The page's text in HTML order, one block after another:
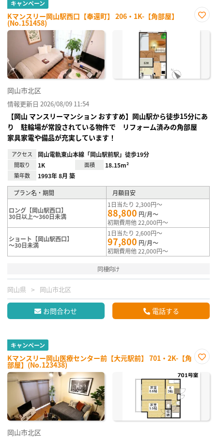
キャンペーン
Kマンスリー岡山駅西口【奉還町】 206・1K-【角部屋】
(No.151458)
に入
岡山市北区
情報更新日 2026/08/09 11:54
【岡山 マンスリーマンション おすすめ】岡山駅から徒歩15分にあ
り 駐輪場が常設されている物件で リフォーム済みの角部屋
家具家電や備品が充実しています！
アクセス 岡山電軌東山本線「岡山駅前駅」徒歩19分
間取り 1K 面積 18.15m²
築年数 1993年 8月 築
プラン名・期間 月額目安
ロング【岡山駅西口】
30日以上～360日未満
1日当たり 2,300円～
88,800 円/月～
初期費用他 22,000円～
ショート【岡山駅西口】
～30日未満
1日当たり 2,600円～
97,800 円/月～
初期費用他 22,000円～
同棲向け
岡山県 岡山市北区
お問合わせ 電話する
キャンペーン
Kマンスリー岡山医療センター前【大元駅前】 701・2K-【角
部屋】(No.123438)
に入
岡山市北区